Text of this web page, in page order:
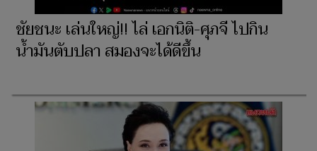
ชัยชนะ เล่นใหญ่!! ไล่ เอกนิติ-ศุภจี ไปกิน
น้ำมันตับปลา สมองจะได้ดีขึ้น